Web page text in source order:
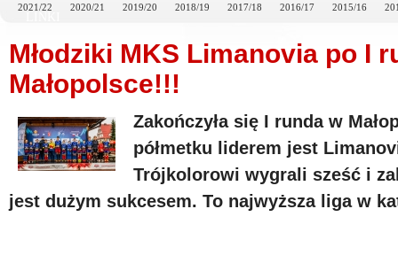
2021/22 2020/21 2019/20 2018/19 2017/18 2016/17 2015/16
Młodziki MKS Limanovia po I
Małopolsce!!!
Zakończyła się I runda w
półmetku liderem jest
Trójkolorowi wygrali sześć i
jest dużym sukcesem. To najwyższa liga w